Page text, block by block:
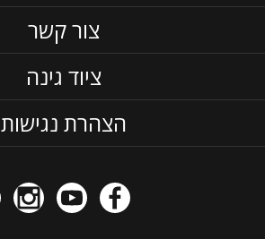
צור קשר
ציוד גינה
הצהרת נגישות